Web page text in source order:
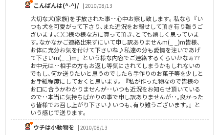
こんばんは(^-^)/ | 2010/08/13
大切な犬(家族)を手放された事･･心中お察し致します｡ 私なら『い
つも犬を可愛がって下さり､また近況をお報せして頂き有り難うご
ざいます｡○○様の様な方に貰って頂き､とても嬉しく思っていま
す｡なかなかご連絡出来ずにいて申し訳ありませんm(_ _)m皆様､
お体に充分お気を付けて下さいね♪私達の分も愛情を注いであげ
て下さいm(_ _)m』という様な内容でご連絡するくらいかなぁ??
お中元は･･相手の方もお返し等気にされてしまうかもしれないの
でもし､何か送りたいと思うのでしたら手作りのお菓子等を少しと
お手紙程度にしておくと思います｡ 『私が作った物なので皆様の
お口に合うかわかりませんが･･いつも近況をお知らせ頂いている
ので･･本当に気持ちばかりの事で申し訳ありませんが･･｡良かった
ら皆様でお召し上がり下さい♪いつも､有り難うございます｡』と
いう感じで送ります｡
ウチは小動物を | 2010/08/13